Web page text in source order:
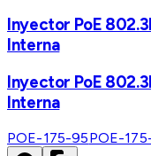
Inyector PoE
Interna
Inyector PoE
Interna
POE-175-95POE-